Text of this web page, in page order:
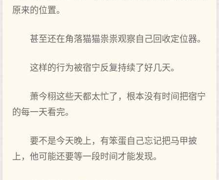
原来的位置。
甚至还在角落猫猫祟祟观察自己回收定位器。
这样的行为被宿宁反复持续了好‌几天。
萧今栩这些天都太忙了，根本没有时间把宿宁
的每一天看完。
要不是今天晚上，有笨蛋自己忘记把马甲披
上，他可能还要等一段时间才能发‌现。